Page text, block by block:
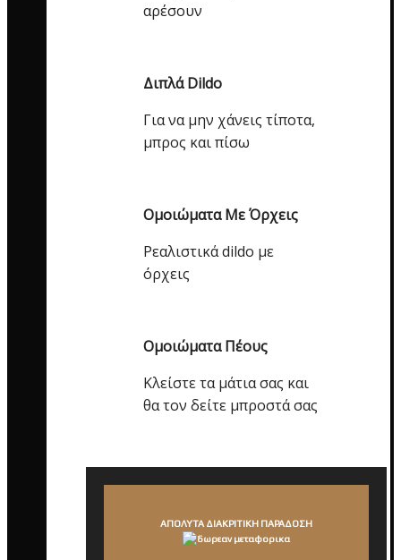
αρέσουν
Διπλά Dildo
Για να μην χάνεις τίποτα,
μπρος και πίσω
Ομοιώματα Με Όρχεις
Ρεαλιστικά dildo με
όρχεις
Ομοιώματα Πέους
Κλείστε τα μάτια σας και
θα τον δείτε μπροστά σας
ΑΠΟΛΥΤΑ ΔΙΑΚΡΙΤΙΚΗ ΠΑΡΑΔΟΣΗ